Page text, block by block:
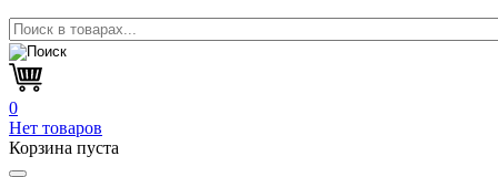
0
Нет товаров
Корзина пуста